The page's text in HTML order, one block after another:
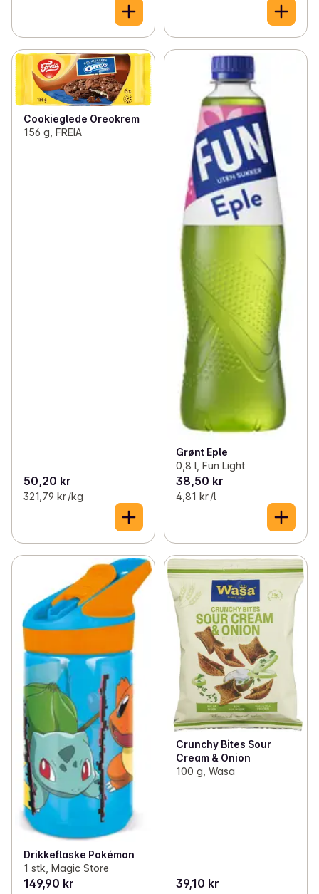
Cookieglede Oreokrem
156 g, FREIA
50,20 kr
321,79 kr /kg
Grønt Eple
0,8 l, Fun Light
38,50 kr
4,81 kr /l
Drikkeflaske Pokémon
1 stk, Magic Store
149,90 kr
Crunchy Bites Sour
Cream & Onion
100 g, Wasa
39,10 kr